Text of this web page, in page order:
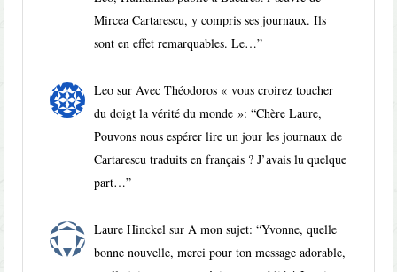
Mircea Cartarescu, y compris ses journaux. Ils
sont en effet remarquables. Le…”
Leo sur Avec Théodoros « vous croirez toucher
du doigt la vérité du monde »: “Chère Laure,
Pouvons nous espérer lire un jour les journaux de
Cartarescu traduits en français ? J’avais lu quelque
part…”
Laure Hinckel sur A mon sujet: “Yvonne, quelle
bonne nouvelle, merci pour ton message adorable,